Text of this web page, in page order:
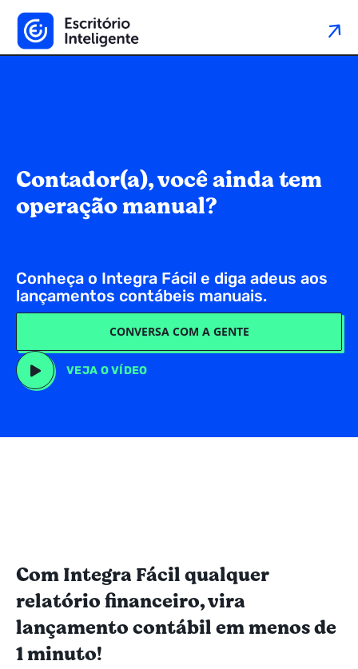
Contador(a), você ainda tem
operação manual?
Conheça o Integra Fácil e diga adeus aos
lançamentos contábeis manuais.
CONVERSA COM A GENTE
VEJA O VÍDEO
Com Integra Fácil qualquer
relatório financeiro, vira
lançamento contábil em menos de
1 minuto!